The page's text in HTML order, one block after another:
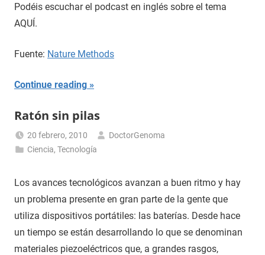
Podéis escuchar el podcast en inglés sobre el tema
AQUÍ.
Fuente: Nature Methods
Continue reading
Ratón sin pilas
20 febrero, 2010
DoctorGenoma
Ciencia,Tecnología
Los avances tecnológicos avanzan a buen ritmo y hay
un problema presente en gran parte de la gente que
utiliza dispositivos portátiles: las baterías. Desde hace
un tiempo se están desarrollando lo que se denominan
materiales piezoeléctricos que, a grandes rasgos,